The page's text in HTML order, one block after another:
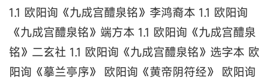
1.1 欧阳询《九成宫醴泉铭》李鸿裔本 1.1 欧阳询
《九成宫醴泉铭》端方本 1.1 欧阳询《九成宫醴泉
铭》二玄社 1.1 欧阳询《九成宫醴泉铭》选字本 欧
阳询《摹兰亭序》 欧阳询《黄帝阴符经》 欧阳询